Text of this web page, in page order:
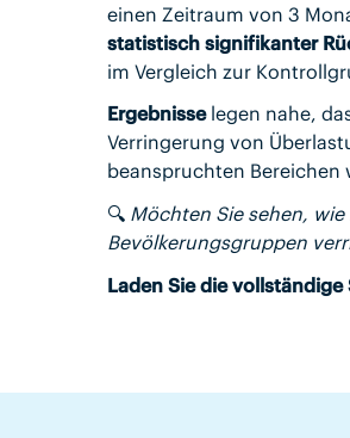
einen Zeitraum von 3
statistisch signifikanter
im Vergleich zur
Ergebnisselegen nahe,
Verringerung von
beanspruchten Bereichen
🔍 Möchten Sie sehen,
Bevölkerungsgruppen
Laden Sie die